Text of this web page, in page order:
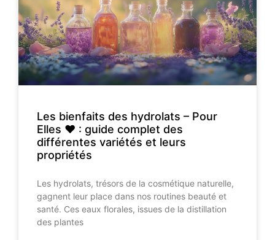
Les bienfaits des hydrolats – Pour
Elles ♥ : guide complet des
différentes variétés et leurs
propriétés
Les hydrolats, trésors de la cosmétique naturelle,
gagnent leur place dans nos routines beauté et
santé. Ces eaux florales, issues de la distillation
des plantes